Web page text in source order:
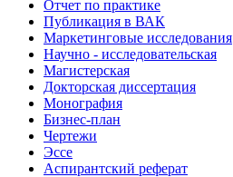
Отчет по практике
Публикация в ВАК
Маркетинговые исследования
Научно - исследовательская
Магистерская
Докторская диссертация
Монография
Бизнес-план
Чертежи
Эссе
Аспирантский реферат